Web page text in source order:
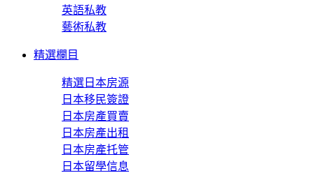
英語私教
藝術私教
精選欄目
精選日本房源
日本移民簽證
日本房產買賣
日本房產出租
日本房產托管
日本留學信息